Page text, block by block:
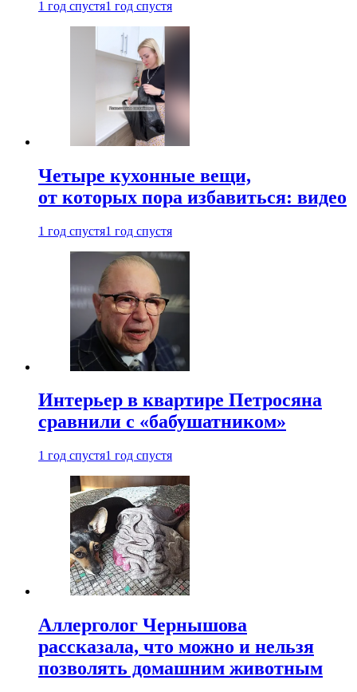
1 год спустя1 год спустя
Четыре кухонные вещи,
от которых пора избавиться: видео
1 год спустя1 год спустя
Интерьер в квартире Петросяна
сравнили с «бабушатником»
1 год спустя1 год спустя
Аллерголог Чернышова
рассказала, что можно и нельзя
позволять домашним животным